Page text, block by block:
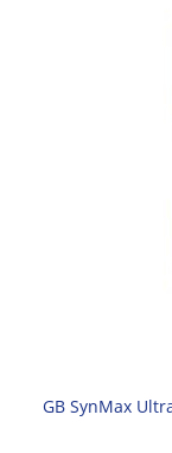
GB SynMax